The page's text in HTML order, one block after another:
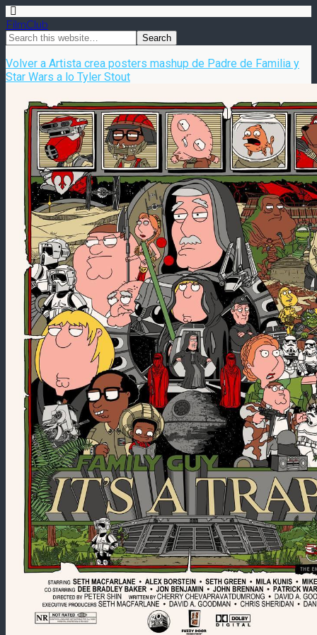
FilmClub
Volver a Artista crea posters mashup de Padre de Familia y
Star Wars a lo Tyler Stout